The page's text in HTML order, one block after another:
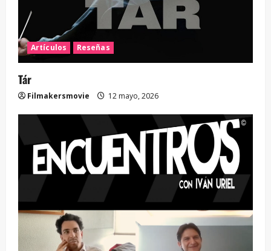
Artículos Reseñas
Tár
Filmakersmovie 12 mayo, 2026